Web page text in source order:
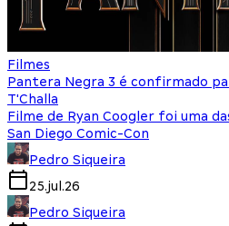
Filmes
Pantera Negra 3 é confirmado
T'Challa
Filme de Ryan Coogler foi uma
San Diego Comic-Con
Pedro Siqueira
25.jul.26
Pedro Siqueira